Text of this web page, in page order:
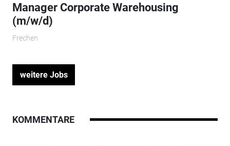
Manager Corporate Warehousing
(m/w/d)
Frechen
weitere Jobs
KOMMENTARE